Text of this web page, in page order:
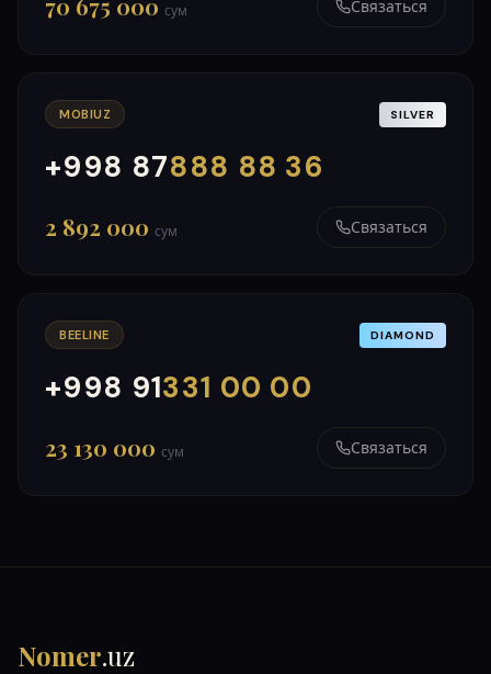
70 675 000 сум Связаться
MOBIUZ SILVER
+998 87888 88 36
000
999
2 892 000 сум Связаться
BEELINE DIAMOND
+998 91331 00 00
000
999
23 130 000 сум Связаться
Nomer.uz